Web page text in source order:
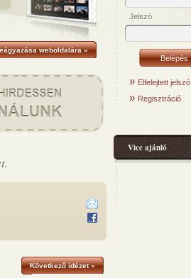
weboldalára »
Következő idézet »
Jelszó
» Elfelejtett jelszó
» Regisztráció
Vicc ajánló